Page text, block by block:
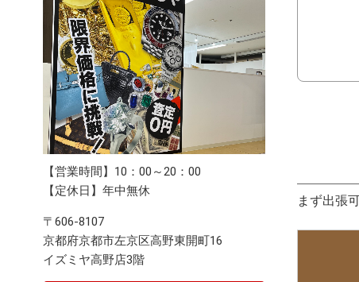
【営業時間】10：00～20：00
【定休日】年中無休
〒606-8107
京都府京都市左京区高野東開町16
イズミヤ高野店3階
まず出張